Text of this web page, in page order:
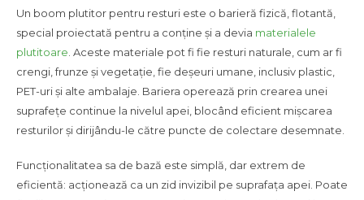
Un boom plutitor pentru resturi este o barieră fizică, flotantă,
special proiectată pentru a conține și a devia materialele
plutitoare. Aceste materiale pot fi fie resturi naturale, cum ar fi
crengi, frunze și vegetație, fie deșeuri umane, inclusiv plastic,
PET-uri și alte ambalaje. Bariera operează prin crearea unei
suprafețe continue la nivelul apei, blocând eficient mișcarea
resturilor și dirijându-le către puncte de colectare desemnate.
Funcționalitatea sa de bază este simplă, dar extrem de
eficientă: acționează ca un zid invizibil pe suprafața apei. Poate